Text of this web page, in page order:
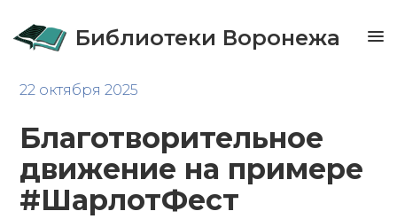
Библиотеки Воронежа
22 октября 2025
Благотворительное
движение на примере
#ШарлотФест